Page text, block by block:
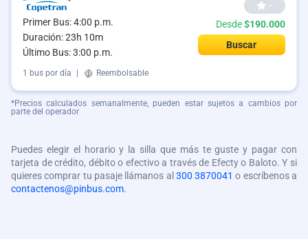
Primer Bus: 4:00 p.m.
Duración: 23h 10m
Último Bus: 3:00 p.m.
--
Desde$190.000
Buscar
1 bus por día Reembolsable
*Precios calculados semanalmente, pueden estar sujetos a cambios por
parte del operador
Puedes elegir el horario y la silla que más te guste y pagar con
tarjeta de crédito, débito o efectivo a través de Efecty o Baloto. Y si
quieres comprar tu pasaje llámanos al 300 3870041 o escríbenos a
contactenos@pinbus.com.